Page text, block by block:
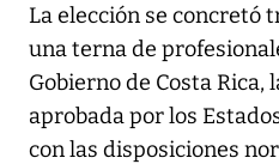
La elección se concretó
una terna de
Gobierno de Costa Rica,
aprobada por los
con las disposiciones